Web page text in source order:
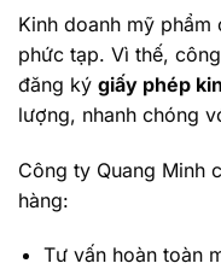
Kinh doanh mỹ
phức tạp. Vì thế,
đăng ký giấy phép
lượng, nhanh chóng
Công ty Quang Minh
hàng:
Tư vấn hoàn toàn